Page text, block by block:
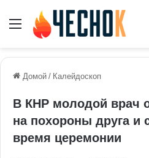
Меню
Домой / Калейдоскоп
В КНР молодой врач
на похороны друга и
время церемонии